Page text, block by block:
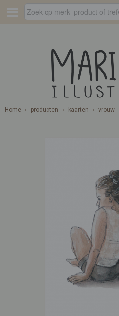
Home › producten › kaarten › vrouw